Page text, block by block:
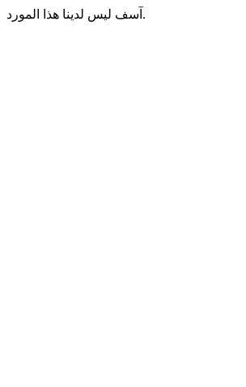
آسف ليس لدينا هذا المورد.